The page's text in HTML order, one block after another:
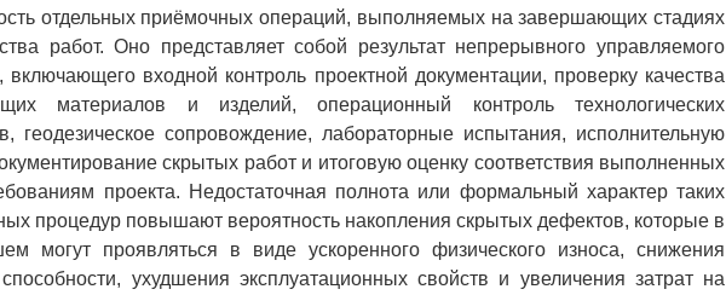
отдельных приёмочных операций, выполняемых на завершающих стадиях
работ. Оно представляет собой результат непрерывного управляемого
включающего входной контроль проектной документации, проверку качества
материалов и изделий, операционный контроль технологических
геодезическое сопровождение, лабораторные испытания, исполнительную
скрытых работ и итоговую оценку соответствия выполненных
проекта. Недостаточная полнота или формальный характер таких
процедур повышают вероятность накопления скрытых дефектов, которые в
могут проявляться в виде ускоренного физического износа, снижения
ухудшения эксплуатационных свойств и увеличения затрат на